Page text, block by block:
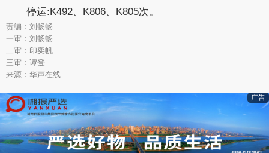
停运:K492、K806、K805次。
责编：刘畅畅
一审：刘畅畅
二审：印奕帆
三审：谭登
来源：华声在线
广告